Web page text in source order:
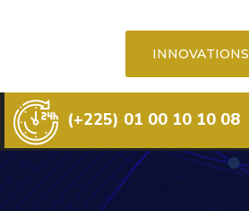
INNOVATIONS
(+225) 01 00 10 10 08